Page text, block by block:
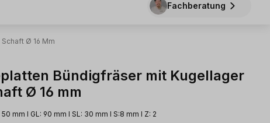
Fachberatung
Ø 16 Mm
Bündigfräser mit Kugellager
Ø 16 mm
50 mm l GL: 90 mm l SL: 30 mm l S:8 mm l Z: 2